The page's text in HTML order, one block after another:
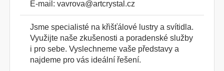
E-mail: vavrova@artcrystal.cz
Jsme specialisté na křišťálové lustry a svítidla.
Využijte naše zkušenosti a poradenské služby
i pro sebe. Vyslechneme vaše představy a
najdeme pro vás ideální řešení.